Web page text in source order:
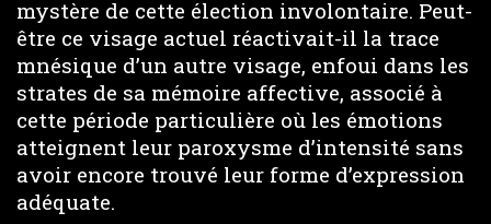
mystère de cette élection involontaire. Peut-
être ce visage actuel réactivait-il la trace
mnésique d’un autre visage, enfoui dans les
strates de sa mémoire affective, associé à
cette période particulière où les émotions
atteignent leur paroxysme d’intensité sans
avoir encore trouvé leur forme d’expression
adéquate.